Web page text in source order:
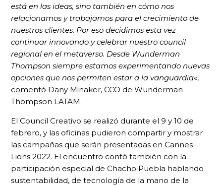
está en las ideas, sino también en cómo nos
relacionamos y trabajamos para el crecimiento de
nuestros clientes. Por eso decidimos esta vez
continuar innovando y celebrar nuestro council
regional en el metaverso. Desde Wunderman
Thompson siempre estamos experimentando nuevas
opciones que nos permiten estar a la vanguardia«,
comentó Dany Minaker, CCO de Wunderman
Thompson LATAM.
El Council Creativo se realizó durante el 9 y 10 de
febrero, y las oficinas pudieron compartir y mostrar
las campañas que serán presentadas en Cannes
Lions 2022. El encuentro contó también con la
participación especial de Chacho Puebla hablando
sustentabilidad, de tecnología de la mano de la